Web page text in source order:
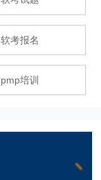
软考报名
pmp培训